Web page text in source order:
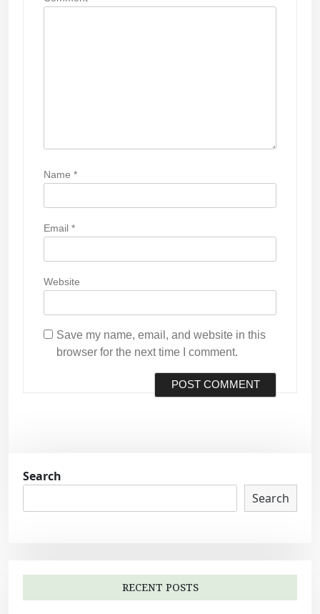
Name *
Email *
Website
Save my name, email, and website in this
browser for the next time I comment.
Search
Search
RECENT POSTS